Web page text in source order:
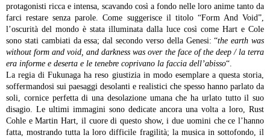
protagonisti ricca e intensa, scavando così a fondo nelle loro anime tanto da
farci restare senza parole. Come suggerisce il titolo “Form And Void”,
l’oscurità del mondo è stata illuminata dalla luce così come Hart e Cole
sono stati cambiati da essa; dal secondo verso della Genesi: “the earth was
without form and void, and darkness was over the face of the deep / la terra
era informe e deserta e le tenebre coprivano la faccia dell’abisso“.
La regia di Fukunaga ha reso giustizia in modo esemplare a questa storia,
soffermandosi sui paesaggi desolanti e realistici che spesso hanno parlato da
soli, cornice perfetta di una desolazione umana che ha urlato tutto il suo
disagio. Le ultimi immagini sono dedicate ancora una volta a loro, Rust
Cohle e Martin Hart, il cuore di questo show, i due uomini che ce l’hanno
fatta, mostrando tutta la loro difficile fragilità; la musica in sottofondo, il